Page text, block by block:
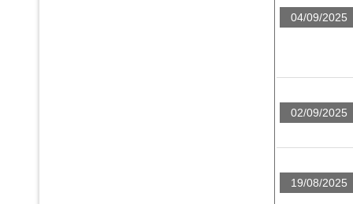
04/09/2025
02/09/2025
19/08/2025